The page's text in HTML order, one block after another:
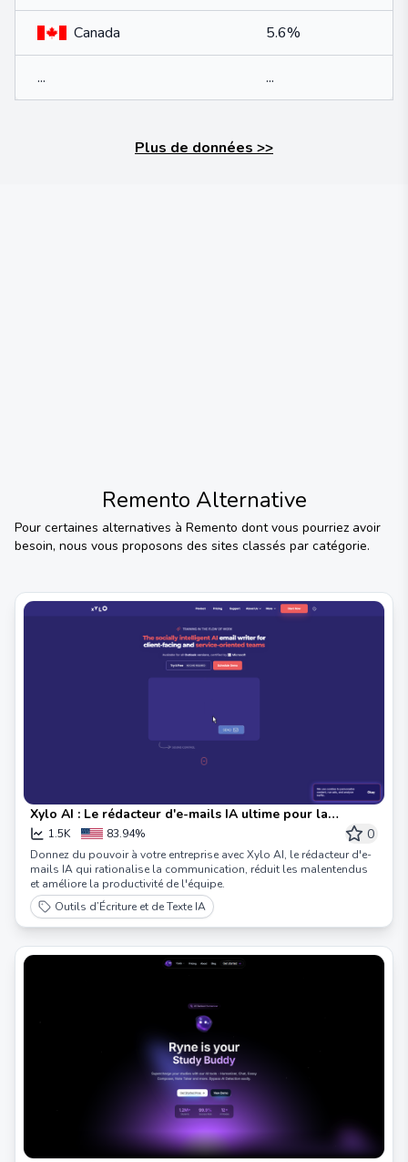
Canada 5.6%
... ...
Plus de données >>
Remento Alternative
Pour certaines alternatives à Remento dont vous pourriez avoir
besoin, nous vous proposons des sites classés par catégorie.
Xylo AI : Le rédacteur d'e-mails IA ultime pour la
productivité des entreprises
1.5K 83.94% 0
Donnez du pouvoir à votre entreprise avec Xylo AI, le rédacteur d'e-
mails IA qui rationalise la communication, réduit les malentendus
et améliore la productivité de l'équipe.
Outils d’Écriture et de Texte IA